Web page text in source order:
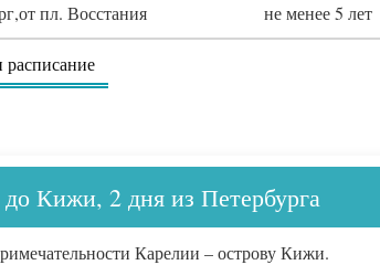
пл. Восстания
не менее 5 лет
Кижи, 2 дня из Петербурга
Карелии – острову Кижи.